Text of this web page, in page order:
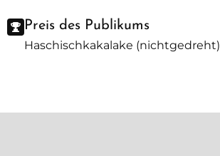
Preis des Publikums
Haschischkakalake (nichtgedreht)